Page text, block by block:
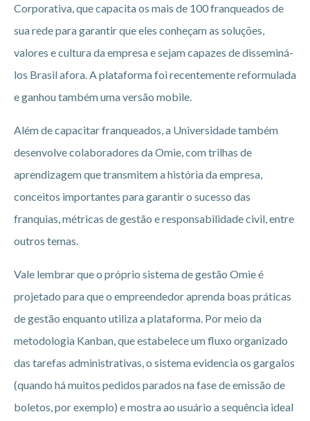
Corporativa, que capacita os mais de 100 franqueados de
sua rede para garantir que eles conheçam as soluções,
valores e cultura da empresa e sejam capazes de disseminá-
los Brasil afora. A plataforma foi recentemente reformulada
e ganhou também uma versão mobile.
Além de capacitar franqueados, a Universidade também
desenvolve colaboradores da Omie, com trilhas de
aprendizagem que transmitem a história da empresa,
conceitos importantes para garantir o sucesso das
franquias, métricas de gestão e responsabilidade civil, entre
outros temas.
Vale lembrar que o próprio sistema de gestão Omie é
projetado para que o empreendedor aprenda boas práticas
de gestão enquanto utiliza a plataforma. Por meio da
metodologia Kanban, que estabelece um fluxo organizado
das tarefas administrativas, o sistema evidencia os gargalos
(quando há muitos pedidos parados na fase de emissão de
boletos, por exemplo) e mostra ao usuário a sequência ideal